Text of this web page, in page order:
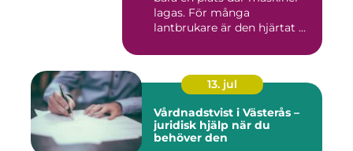
lagas. För många
lantbrukare är den hjärtat ...
13. jul
Vårdnadstvist i Västerås –
juridisk hjälp när du
behöver den